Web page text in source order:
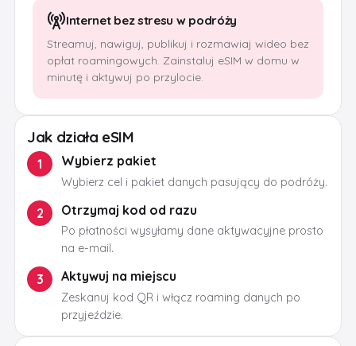
Internet bez stresu w podróży
Streamuj, nawiguj, publikuj i rozmawiaj wideo bez
opłat roamingowych. Zainstaluj eSIM w domu w
minutę i aktywuj po przylocie.
Jak działa eSIM
1 Wybierz pakiet
Wybierz cel i pakiet danych pasujący do podróży.
2 Otrzymaj kod od razu
Po płatności wysyłamy dane aktywacyjne prosto
na e-mail.
3 Aktywuj na miejscu
Zeskanuj kod QR i włącz roaming danych po
przyjeździe.